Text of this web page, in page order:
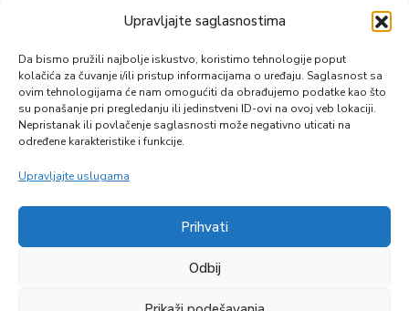
Upravljajte saglasnostima
Da bismo pružili najbolje iskustvo, koristimo tehnologije poput
kolačića za čuvanje i/ili pristup informacijama o uređaju. Saglasnost sa
ovim tehnologijama će nam omogućiti da obrađujemo podatke kao što
su ponašanje pri pregledanju ili jedinstveni ID-ovi na ovoj veb lokaciji.
Nepristanak ili povlačenje saglasnosti može negativno uticati na
određene karakteristike i funkcije.
Upravljajte uslugama
Prihvati
Odbij
J A V N I O G L A S za prijem u radni odnos
K O N K U R S za izbor i prijem kandidata na
specijalizaciju
Zapratite nas